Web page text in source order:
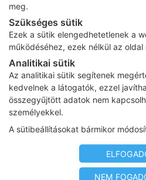
meg.
Szükséges sütik
Ezek a sütik elengedhetetlenek a
működéséhez, ezek nélkül az oldal
Analitikai sütik
Az analitikai sütik segítenek
kedvelnek a látogatók, ezzel
összegyűjtött adatok nem
személyekkel.
A sütibeállításokat bármikor
NEM
IMMUN
KÖZPONT
jóAlvás